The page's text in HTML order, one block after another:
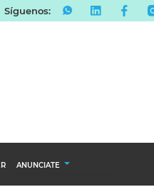
Síguenos:
ANUNCIATE